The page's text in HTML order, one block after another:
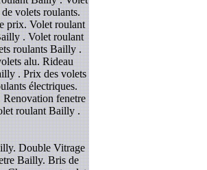
volets roulants.
prix. Volet roulant
. Volet roulant
roulants Bailly .
alu. Rideau
. Prix des volets
électriques.
fenetre
roulant Bailly .
Double Vitrage
Bailly. Bris de